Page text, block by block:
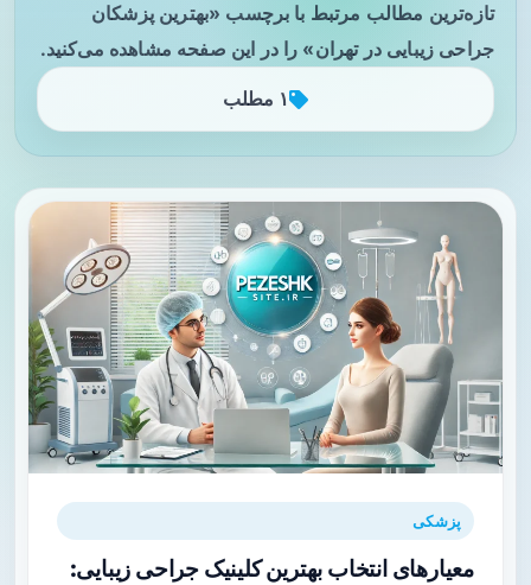
تازه‌ترین مطالب مرتبط با برچسب «بهترین پزشکان
جراحی زیبایی در تهران» را در این صفحه مشاهده می‌کنید.
۱ مطلب
پزشکی
معیارهای انتخاب بهترین کلینیک جراحی زیبایی: